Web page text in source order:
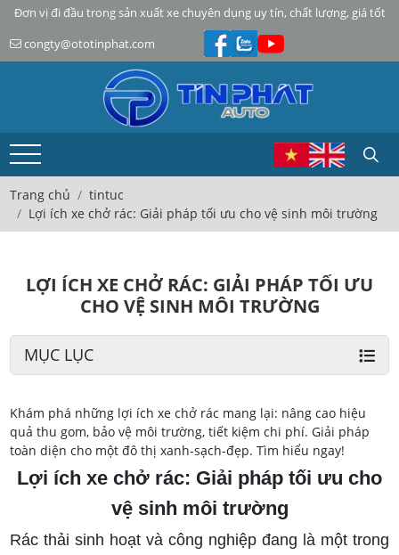
Đơn vị đi đầu trong sản xuất xe chuyên dụng uy tín, chất lượng, giá tốt
congty@ototinphat.com
Trang chủ
tintuc
Lợi ích xe chở rác: Giải pháp tối ưu cho vệ sinh môi trường
LỢI ÍCH XE CHỞ RÁC: GIẢI PHÁP TỐI ƯU
CHO VỆ SINH MÔI TRƯỜNG
MỤC LỤC
Khám phá những lợi ích xe chở rác mang lại: nâng cao hiệu
quả thu gom, bảo vệ môi trường, tiết kiệm chi phí. Giải pháp
toàn diện cho một đô thị xanh-sạch-đẹp. Tìm hiểu ngay!
Lợi ích xe chở rác: Giải pháp tối ưu cho
vệ sinh môi trường
Rác thải sinh hoạt và công nghiệp đang là một trong